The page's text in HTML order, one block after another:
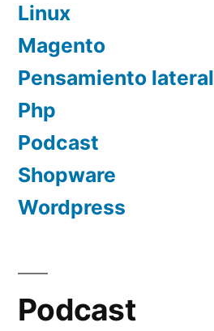
Linux
Magento
Pensamiento lateral
Php
Podcast
Shopware
Wordpress
Podcast